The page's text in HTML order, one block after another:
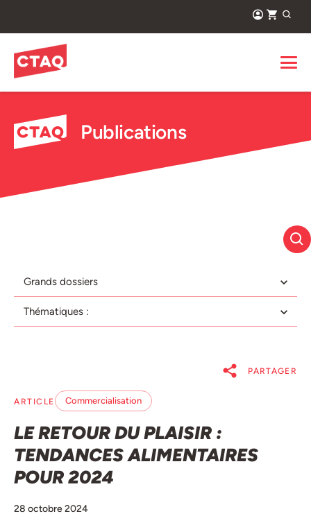
Publications
Grands dossiers
Thématiques :
PARTAGER
ARTICLE Commercialisation
LE RETOUR DU PLAISIR :
TENDANCES ALIMENTAIRES
POUR 2024
28 octobre 2024